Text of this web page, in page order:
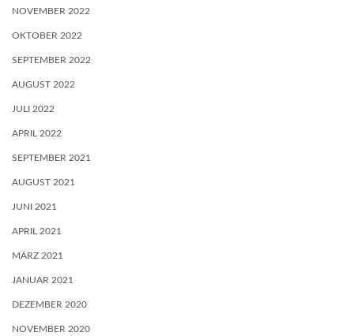
NOVEMBER 2022
OKTOBER 2022
SEPTEMBER 2022
AUGUST 2022
JULI 2022
APRIL 2022
SEPTEMBER 2021
AUGUST 2021
JUNI 2021
APRIL 2021
MÄRZ 2021
JANUAR 2021
DEZEMBER 2020
NOVEMBER 2020